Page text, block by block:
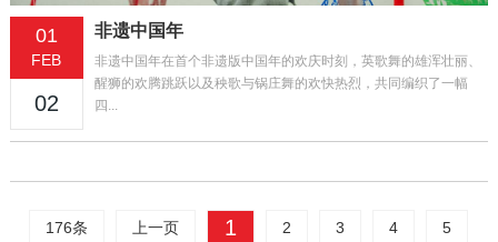
01
FEB
02
非遗中国年
非遗中国年在首个非遗版中国年的欢庆时刻，英歌舞的雄浑壮丽、
醒狮的欢腾跳跃以及秧歌与锅庄舞的欢快热烈，共同编织了一幅
四...
176条 上一页 1 2 3 4
5